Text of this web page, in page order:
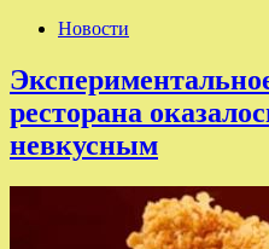
Новости
ресторана
невкусным